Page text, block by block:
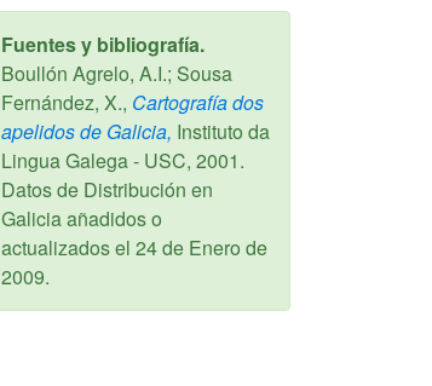
Fuentes y bibliografía.
Boullón Agrelo, A.I.; Sousa
Fernández, X., Cartografía dos
apelidos de Galicia, Instituto da
Lingua Galega - USC, 2001.
Datos de Distribución en
Galicia añadidos o
actualizados el 24 de Enero de
2009.